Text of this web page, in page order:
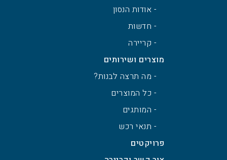
- אודות הנסון
- חדשות
- קריירה
מוצרים ושירותים
- מה תרצה לבנות?
- כל המוצרים
- המותגים
- תנאי רכש
פרויקטים